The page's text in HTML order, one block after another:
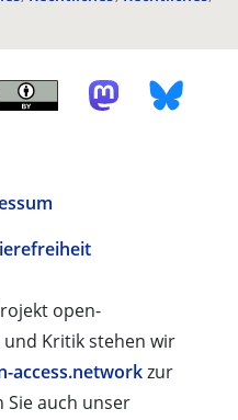
open-
Kritik stehen wir
access.networkzur
auch unser